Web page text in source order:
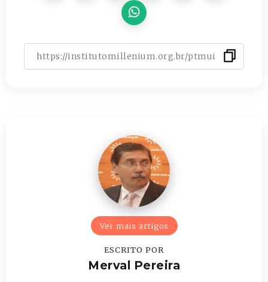
Ver mais artigos
ESCRITO POR
Merval Pereira